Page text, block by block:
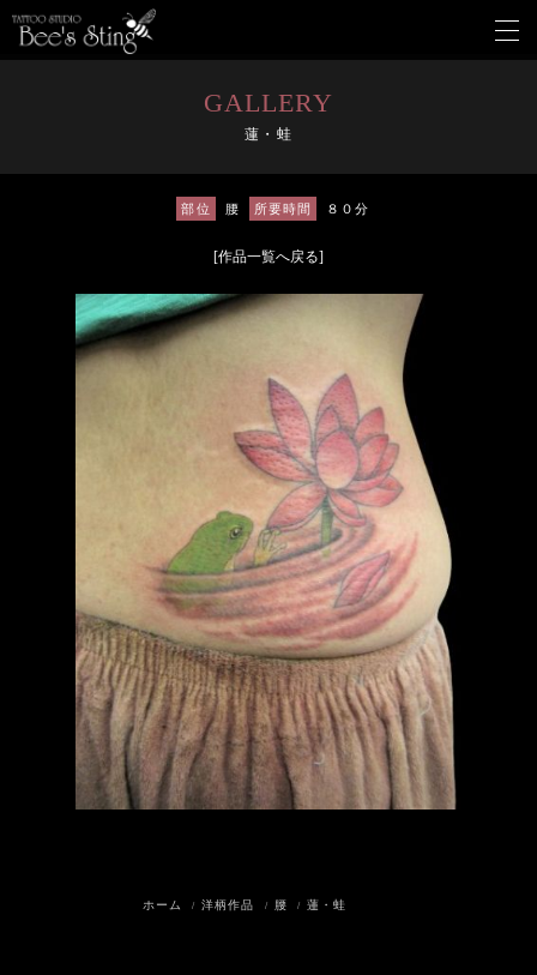
メ
ニ
GALLERY
蓮・蛙
部位 腰 所要時間 ８０分
ホーム 洋柄作品 腰 蓮・蛙